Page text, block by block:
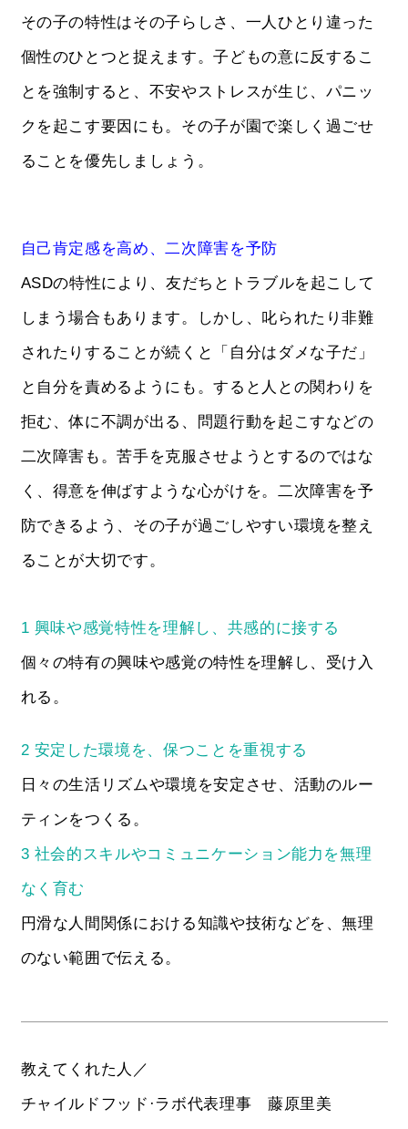
その子の特性はその子らしさ、一人ひとり違った
個性のひとつと捉えます。子どもの意に反するこ
とを強制すると、不安やストレスが生じ、パニッ
クを起こす要因にも。その子が園で楽しく過ごせ
ることを優先しましょう。
自己肯定感を高め、二次障害を予防
ASDの特性により、友だちとトラブルを起こして
しまう場合もあります。しかし、叱られたり非難
されたりすることが続くと「自分はダメな子だ」
と自分を責めるようにも。すると人との関わりを
拒む、体に不調が出る、問題行動を起こすなどの
二次障害も。苦手を克服させようとするのではな
く、得意を伸ばすような心がけを。二次障害を予
防できるよう、その子が過ごしやすい環境を整え
ることが大切です。
1 興味や感覚特性を理解し、共感的に接する
個々の特有の興味や感覚の特性を理解し、受け入
れる。
2 安定した環境を、保つことを重視する
日々の生活リズムや環境を安定させ、活動のルー
ティンをつくる。
3 社会的スキルやコミュニケーション能力を無理
なく育む
円滑な人間関係における知識や技術などを、無理
のない範囲で伝える。
教えてくれた人／
チャイルドフッド·ラボ代表理事 藤原里美